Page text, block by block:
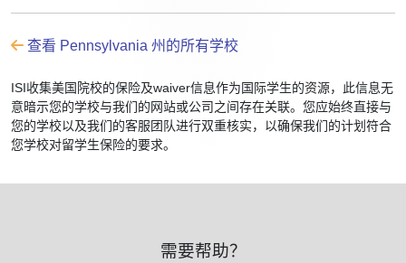
查看 Pennsylvania 州的所有学校
ISI收集美国院校的保险及waiver信息作为国际学生的资源，此信息无
意暗示您的学校与我们的网站或公司之间存在关联。您应始终直接与
您的学校以及我们的客服团队进行双重核实，以确保我们的计划符合
您学校对留学生保险的要求。
需要帮助？